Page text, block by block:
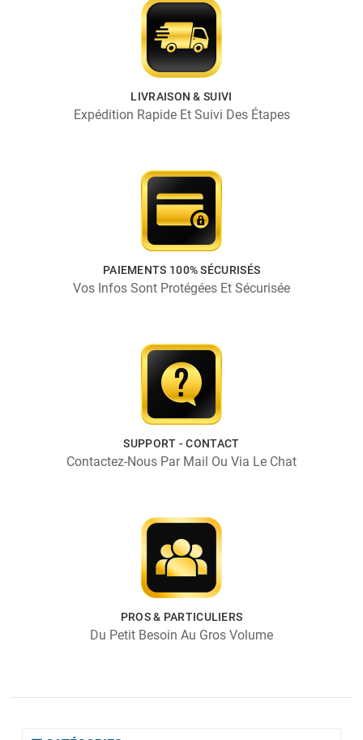
LIVRAISON & SUIVI
Expédition Rapide Et Suivi Des Étapes
PAIEMENTS 100% SÉCURISÉS
Vos Infos Sont Protégées Et Sécurisée
SUPPORT - CONTACT
Contactez-Nous Par Mail Ou Via Le Chat
PROS & PARTICULIERS
Du Petit Besoin Au Gros Volume